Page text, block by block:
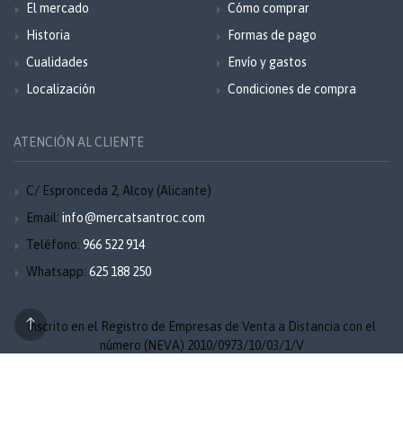
El mercado
Historia
Cualidades
Localización
Cómo comprar
Formas de pago
Envío y gastos
Condiciones de compra
ATENCIÓN AL CLIENTE
C/ Espronceda 2, Alcoy (Alicante)
Email: info@mercatsantroc.com
Teléfono: 966 522 914
Whatsapp: 625 188 250
Inscrito en el Registro de Empresas de Venta a Distancia con el
número (NEVA) 2010/0973/10/03/1/V